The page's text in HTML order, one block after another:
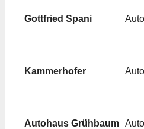
Gottfried Spani
Kammerhofer
Autohaus Grühbaum